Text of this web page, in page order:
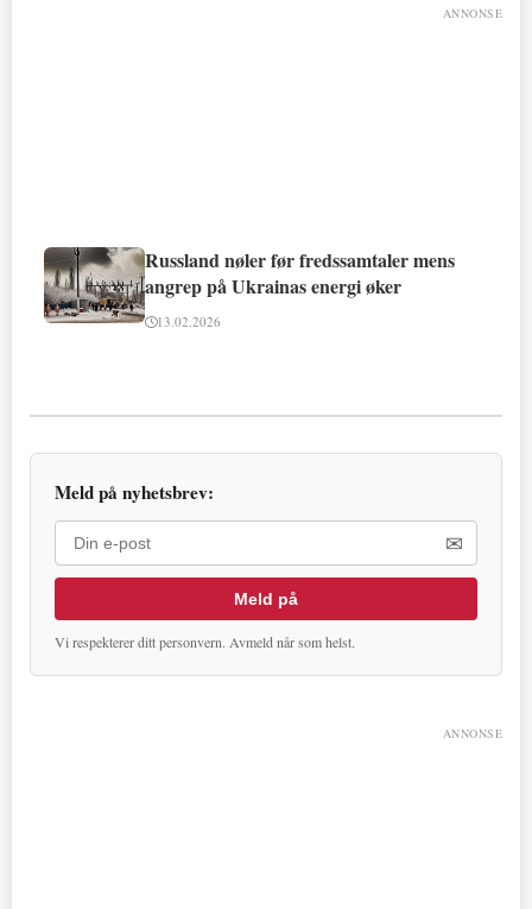
ANNONSE
Russland nøler før fredssamtaler mens
angrep på Ukrainas energi øker
13.02.2026
Meld på nyhetsbrev:
✉
Meld på
Vi respekterer ditt personvern. Avmeld når som helst.
ANNONSE